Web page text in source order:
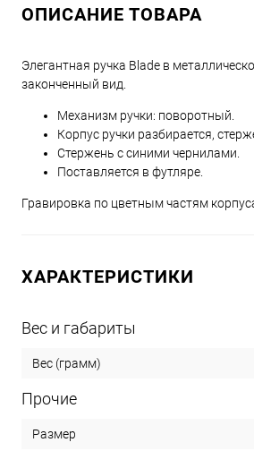
ОПИСАНИЕ ТОВАРА
Элегантная ручка Blade в
законченный вид.
Механизм ручки: поворотный.
Корпус ручки разбирается,
Стержень с синими чернилами.
Поставляется в футляре.
Гравировка по цветным частям
ХАРАКТЕРИСТИКИ
Вес и габариты
Вес (грамм)
Прочие
Размер